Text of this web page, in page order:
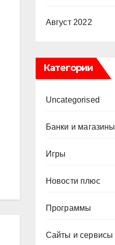
Август 2022
Категории
Uncategorised
Банки и магазины
Игры
Новости плюс
Программы
Сайты и сервисы